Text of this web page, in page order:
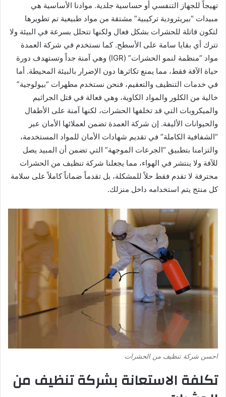
تهيجاً للجهاز التنفسي أو حساسية جلدية. موادنا الأساسية هي
مبيدات “بيريثرودية تركيبية” مشتقة من مواد طبيعية تم تطويرها
لتكون قاتلة للحشرات بشكل فعال ولكنها تتحلل بسرعة في البيئة ولا
تترك أي بقايا سامة على الأسطح. كما نستخدم في شركة العمدة
مواد “منظمة لنمو الحشرات” (IGR) وهي آمنة جداً وتستهدف دورة
حياة الآفة فقط، مما يمنع تكاثرها دون الإضرار بالبيئة المحيطة. أما
في خدمات التنظيف والتعقيم، فنحن نستخدم مطهرات “بيولوجية”
خالية من الكلور والمواد الكاوية، وهي فعالة في قتل الجراثيم
والميكروبات التي قد تخلفها الحشرات، لكنها آمنة على الأطفال
والحيوانات الأليفة. إن شركة العمدة تضمن لعملائها الأمان عبر
“الشفافية الكاملة” في تقديم شهادات الأمان للمواد المستخدمة،
والتزامنا بتطبيق “الجرعات الموجهة” التي تضمن أن المبيد يصل
للآفة ولا ينتشر في الهواء، مما يجعلنا شركة تنظيف من الحشرات
محترفة لا تقدم فقط حلاً للمشكلة، بل تقدماً ضماناً كاملاً على سلامة
كل منتج يتم استخدامه داخل منزلك.
احسن شركة تنظيف من الحشرات
تكلفة الاستعانة بشركة تنظيف من